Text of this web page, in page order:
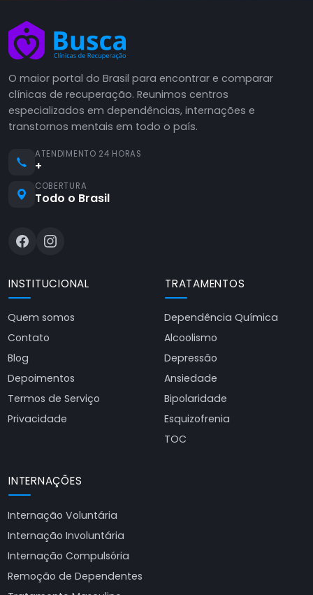
O maior portal do Brasil para encontrar e comparar
clínicas de recuperação. Reunimos centros
especializados em dependências, internações e
transtornos mentais em todo o país.
ATENDIMENTO 24 HORAS
+
COBERTURA
Todo o Brasil
INSTITUCIONAL
Quem somos
Contato
Blog
Depoimentos
Termos de Serviço
Privacidade
TRATAMENTOS
Dependência Química
Alcoolismo
Depressão
Ansiedade
Bipolaridade
Esquizofrenia
TOC
INTERNAÇÕES
Internação Voluntária
Internação Involuntária
Internação Compulsória
Remoção de Dependentes